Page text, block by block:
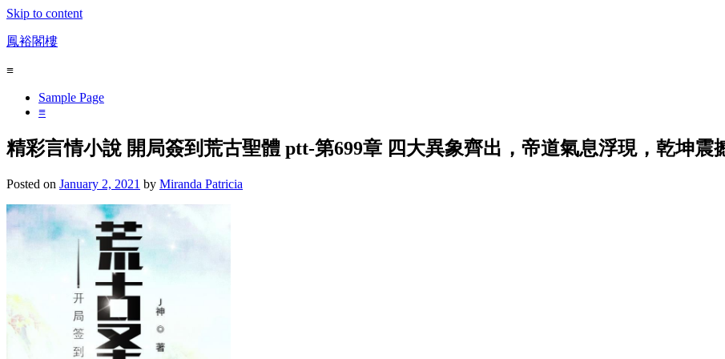
Skip to content
鳳裕閣樓
≡
Sample Page
≡
精彩言情小說 開局簽到荒古聖體 ptt-第699章 四大異象齊出，帝道氣息浮現，乾坤震
Posted on January 2, 2021 by Miranda Patricia